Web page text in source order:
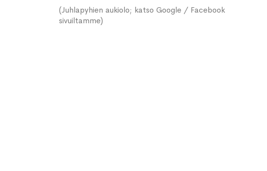
(Juhlapyhien aukiolo; katso Google / Facebook
sivuiltamme)